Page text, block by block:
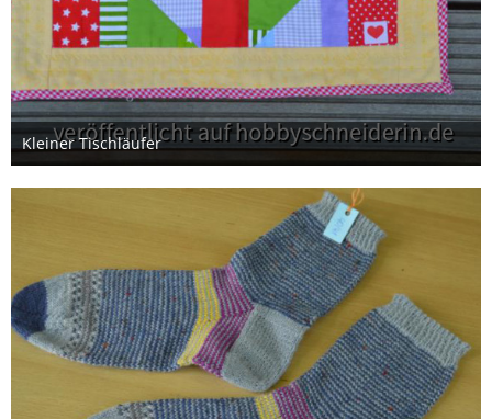
Kleiner Tischläufer
5. Juni 2026